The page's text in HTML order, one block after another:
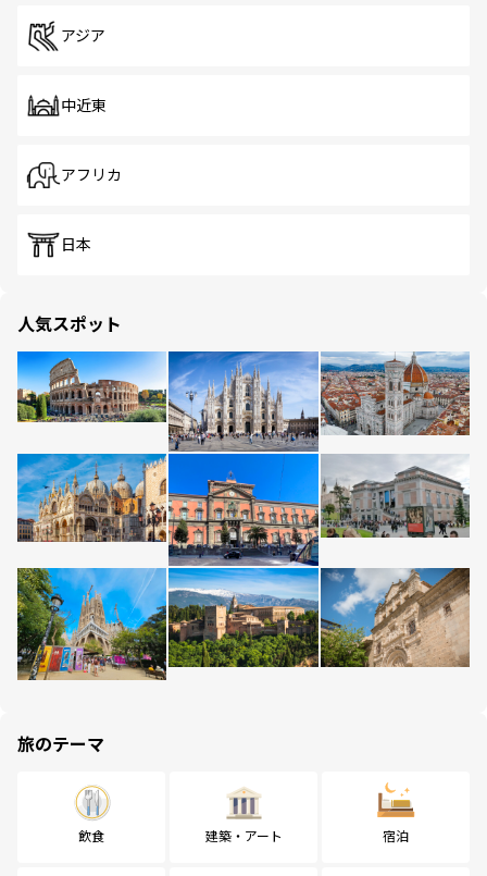
アジア
中近東
アフリカ
日本
人気スポット
旅のテーマ
飲食 建築・アート 宿泊